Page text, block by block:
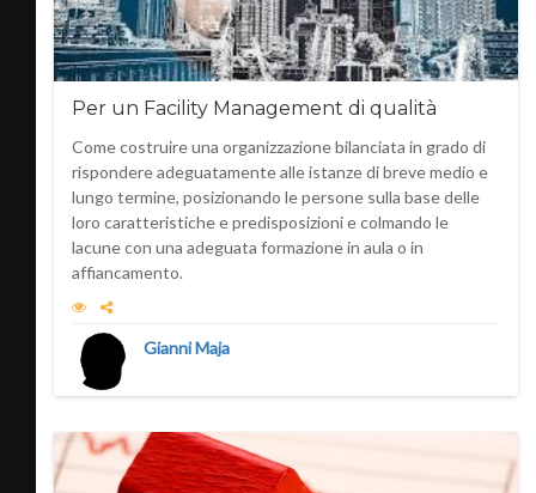
Per un Facility Management di qualità
Come costruire una organizzazione bilanciata in grado di
rispondere adeguatamente alle istanze di breve medio e
lungo termine, posizionando le persone sulla base delle
loro caratteristiche e predisposizioni e colmando le
lacune con una adeguata formazione in aula o in
affiancamento.
Gianni Maja